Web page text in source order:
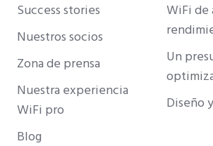
Success stories
Nuestros socios
Zona de prensa
Nuestra experiencia
WiFi pro
Blog
WiFi de
Un
Diseño